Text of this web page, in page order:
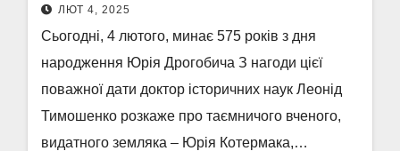
ЛЮТ 4, 2025
Сьогодні, 4 лютого, минає 575 років з дня
народження Юрія Дрогобича З нагоди цієї
поважної дати доктор історичних наук Леонід
Тимошенко розкаже про таємничого вченого,
видатного земляка – Юрія Котермака,…